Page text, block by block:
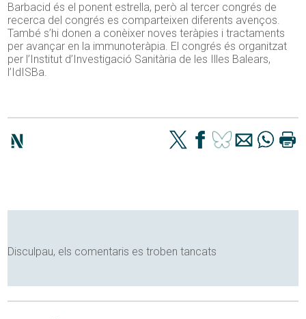
Barbacid és el ponent estrella, però al tercer congrés de
recerca del congrés es comparteixen diferents avenços.
També s’hi donen a conèixer noves teràpies i tractaments
per avançar en la immunoteràpia. El congrés és organitzat
per l’Institut d’Investigació Sanitària de les Illes Balears,
l’IdISBa.
Disculpau, els comentaris es troben tancats